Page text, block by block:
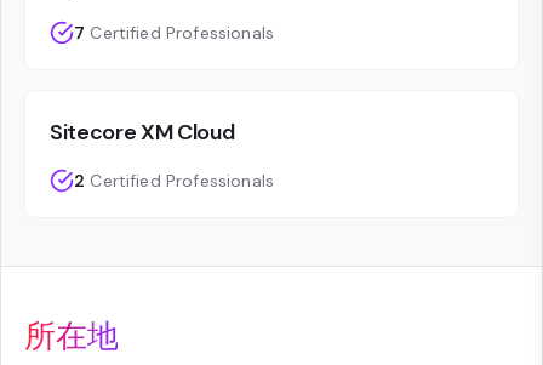
7 Certified Professionals
Sitecore XM Cloud
2 Certified Professionals
所在地